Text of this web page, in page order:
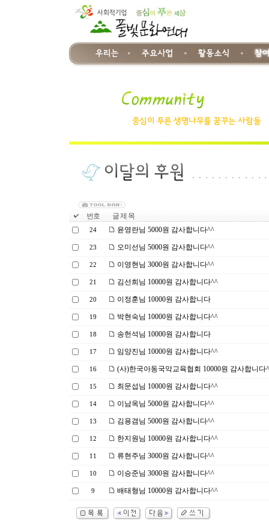
번호 글 제 목
24 윤영란님 5000원 감사합니다^^
23 오미선님 5000원 감사합니다^^
22 이영현님 3000원 감사합니다^^
21 김선희님 10000원 감사합니다^^
20 이정훈님 10000원 감사합니다
19 박현숙님 10000원 감사합니다^^
18 송헌석님 10000원 감사합니다
17 임양진님 10000원 감사합니다^^
16 (사)한국아동국악교육협회 10000원 감사합니다
15 최문섭님 10000원 감사합니다^^
14 이남옥님 5000원 감사합니다^^
13 김용겸님 5000원 감사합니다^^
12 한지원님 10000원 감사합니다^^
11 류현주님 3000원 감사합니다^^
10 이승준님 3000원 감사합니다^^
9 배태형님 10000원 감사합니다^^